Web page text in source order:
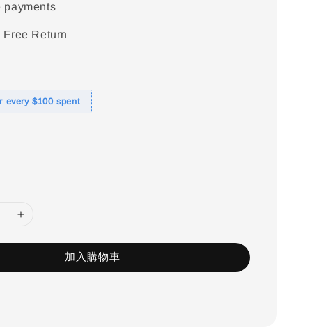
payments
Free Return
every $100 spent
加入購物車